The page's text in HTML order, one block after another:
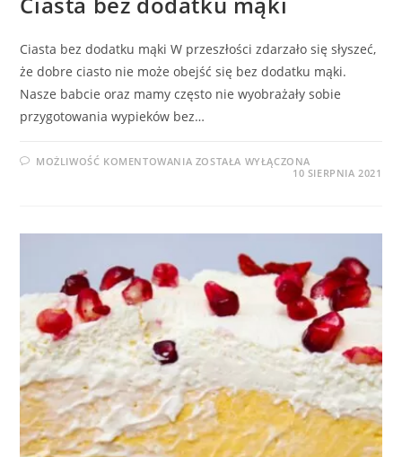
Ciasta bez dodatku mąki W przeszłości zdarzało się słyszeć,
że dobre ciasto nie może obejść się bez dodatku mąki.
Nasze babcie oraz mamy często nie wyobrażały sobie
przygotowania wypieków bez…
MOŻLIWOŚĆ KOMENTOWANIA CIASTA
ZOSTAŁA WYŁĄCZONA
10 SIERPNIA 2021